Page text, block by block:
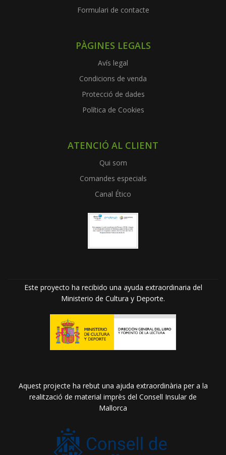
Formulari de contacte
PÀGINES LEGALS
Avís legal
Condicions de venda
Protecció de dades
Política de Cookies
ATENCIÓ AL CLIENT
Qui som
Comandes especials
Canal Ético
Este proyecto ha recibido una ayuda extraordinaria del
Ministerio de Cultura y Deporte.
Aquest projecte ha rebut una ajuda extraordinària per a la
realització de material imprès del Consell Insular de
Mallorca